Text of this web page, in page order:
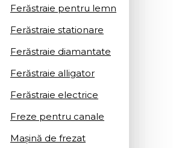
Ferăstraie pentru lemn
Ferăstraie stationare
Ferăstraie diamantate
Ferăstraie alligator
Ferăstraie electrice
Freze pentru canale
Mașină de frezat